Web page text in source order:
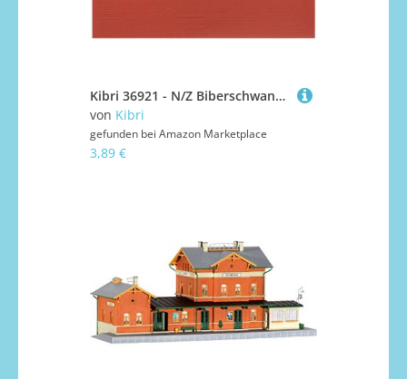
Kibri 36921 - N/Z Biberschwanz-Dachplatte
von Kibri
gefunden bei Amazon Marketplace
3,89 €